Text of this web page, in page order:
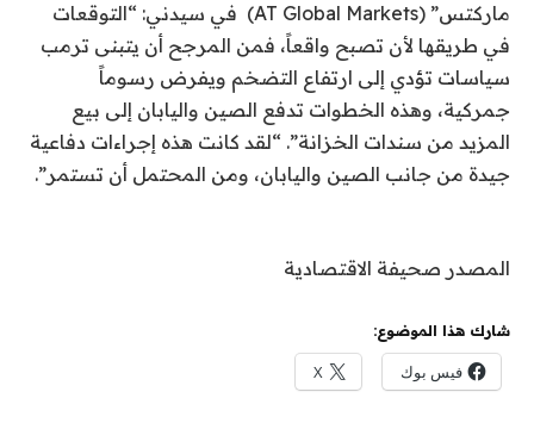
ماركتس” (AT Global Markets) في سيدني: “التوقعات
في طريقها لأن تصبح واقعاً، فمن المرجح أن يتبنى ترمب
سياسات تؤدي إلى ارتفاع التضخم ويفرض رسوماً
جمركية، وهذه الخطوات تدفع الصين واليابان إلى بيع
المزيد من سندات الخزانة”. “لقد كانت هذه إجراءات دفاعية
جيدة من جانب الصين واليابان، ومن المحتمل أن تستمر”.
المصدر صحيفة الاقتصادية
شارك هذا الموضوع:
فيس بوك X